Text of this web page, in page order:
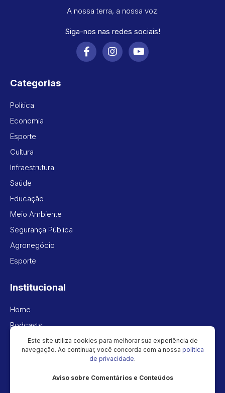
A nossa terra, a nossa voz.
Siga-nos nas redes sociais!
Categorias
Política
Economia
Esporte
Cultura
Infraestrutura
Saúde
Educação
Meio Ambiente
Segurança Pública
Agronegócio
Esporte
Institucional
Home
Podcasts
Vídeos
Política de privacidade
Newsletter
Este site utiliza cookies para melhorar sua experiência de
navegação. Ao continuar, você concorda com a nossa política
de privacidade.
Aviso sobre Comentários e Conteúdos